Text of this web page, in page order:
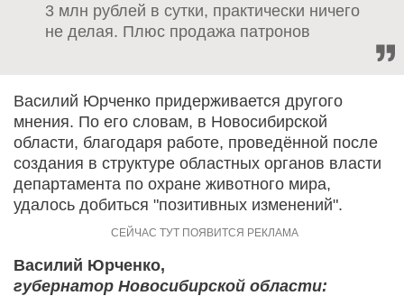
3 млн рублей в сутки, практически ничего
не делая. Плюс продажа патронов
Василий Юрченко придерживается другого
мнения. По его словам, в Новосибирской
области, благодаря работе, проведённой после
создания в структуре областных органов власти
департамента по охране животного мира,
удалось добиться "позитивных изменений".
Василий Юрченко,
губернатор Новосибирской области: